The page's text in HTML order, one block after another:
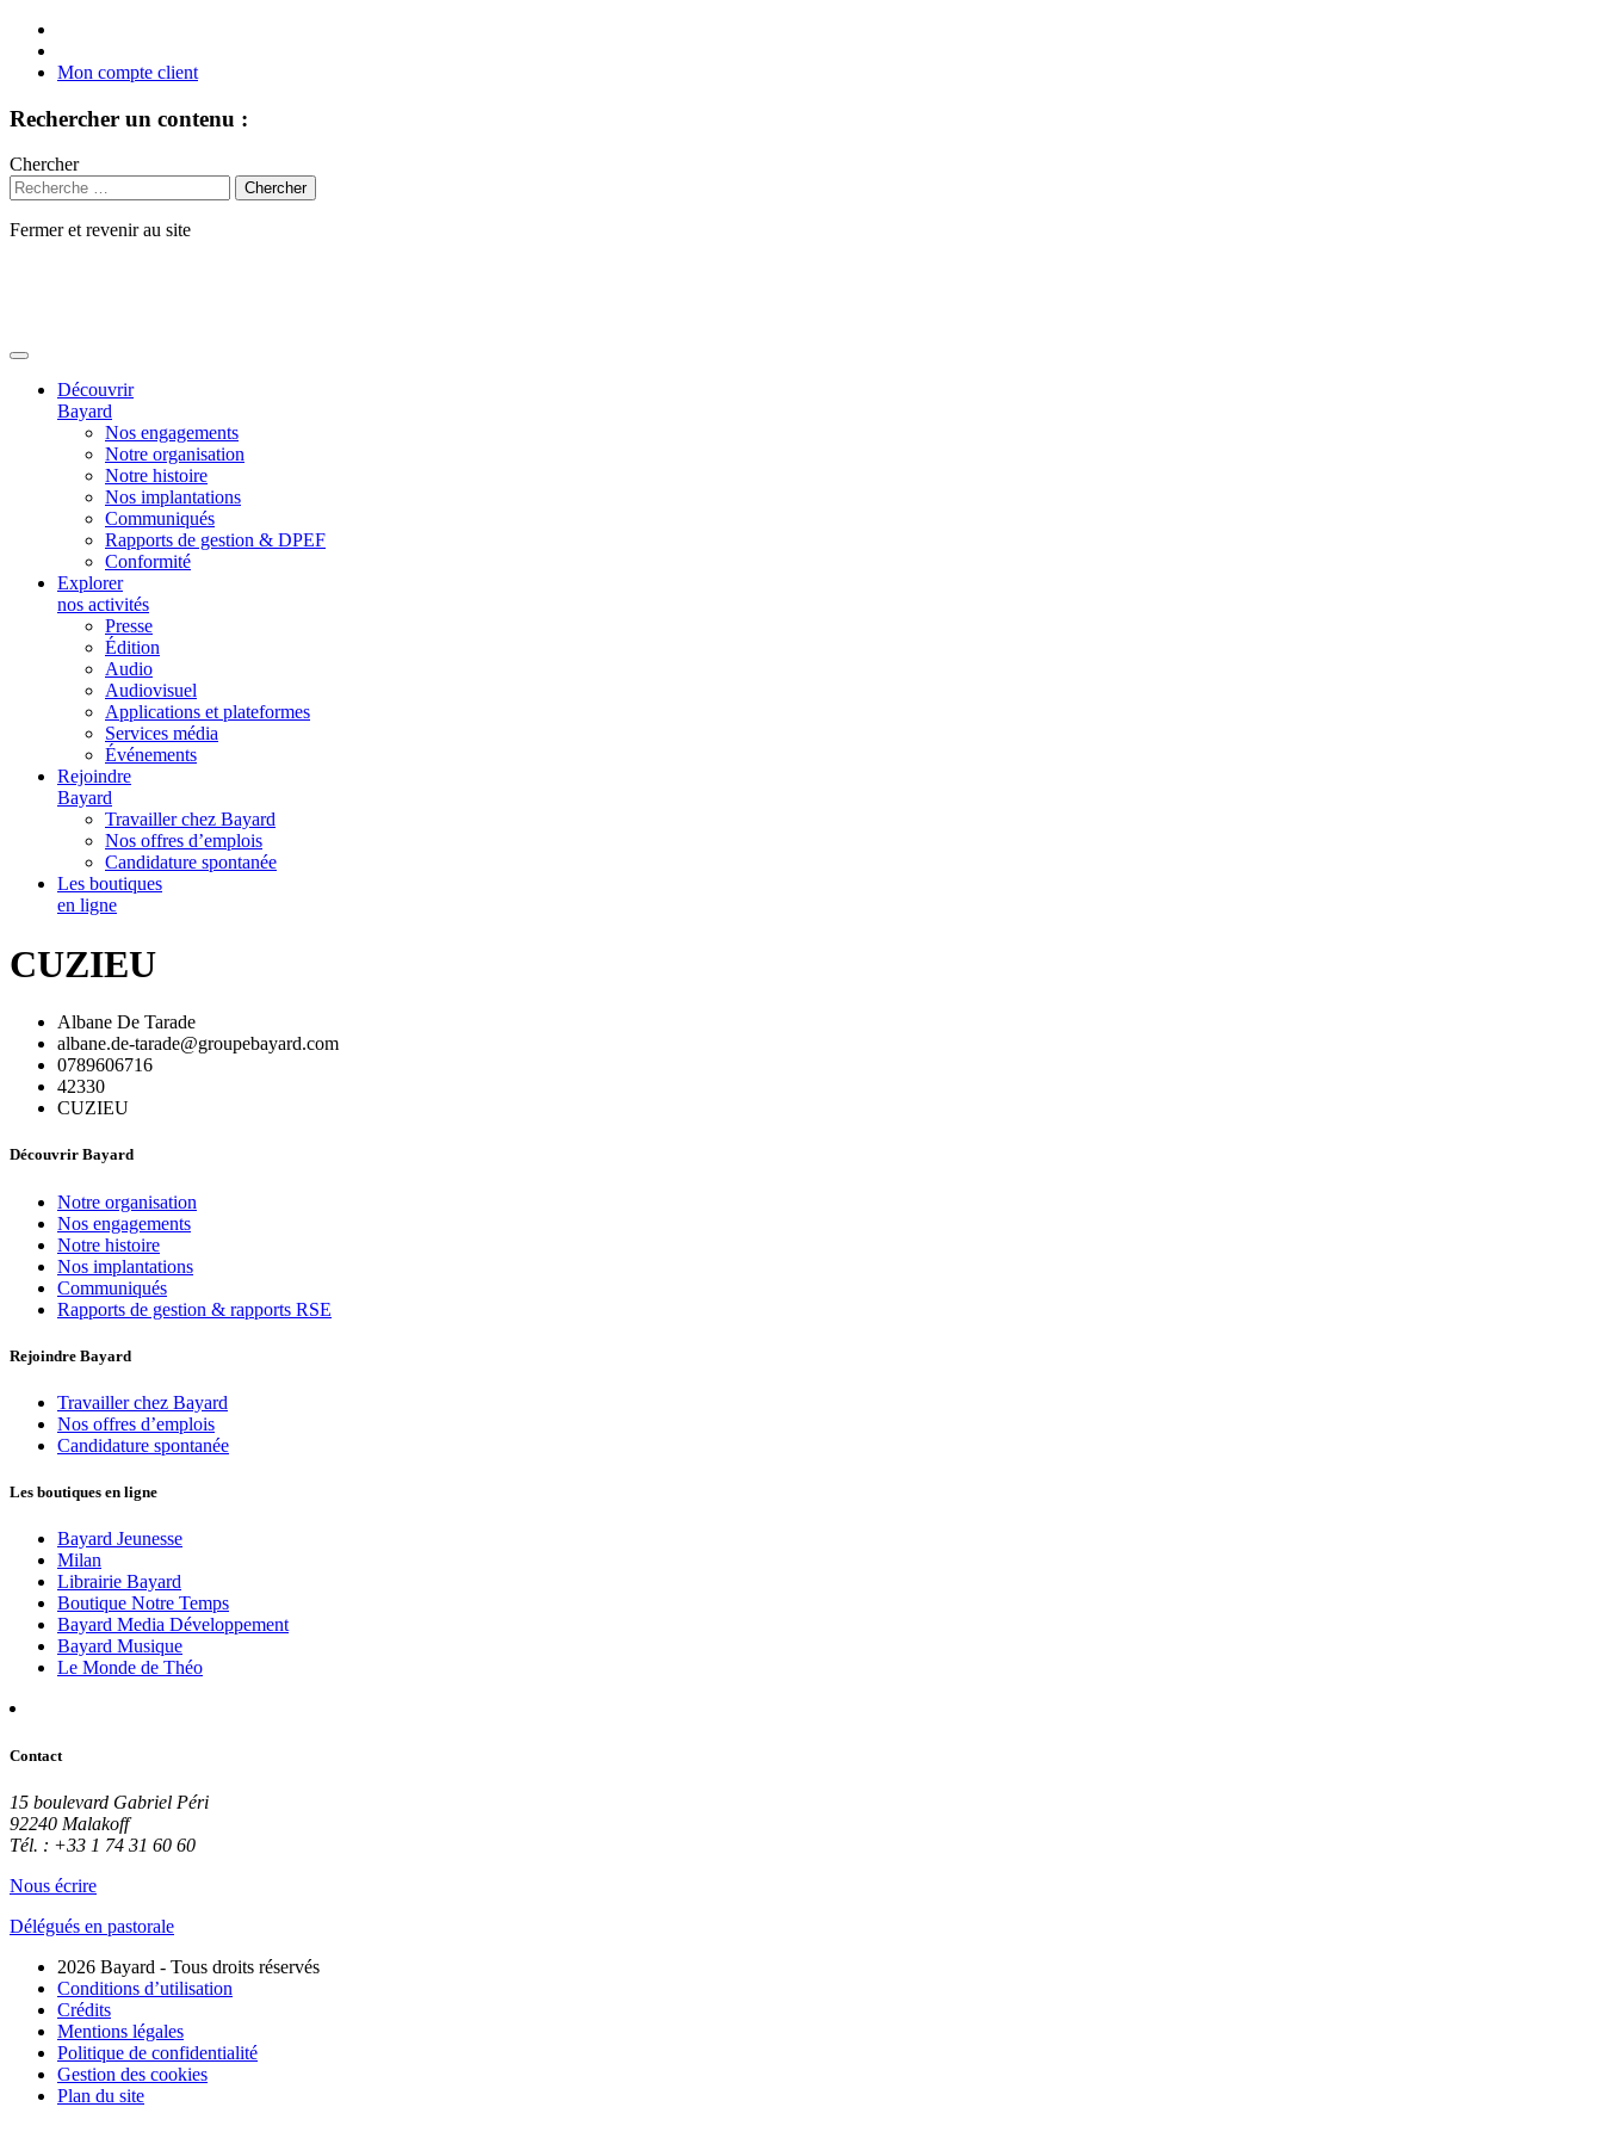
Mon compte client
Rechercher un contenu :
Chercher
Fermer et revenir au site
Découvrir
Bayard
Nos engagements
Notre organisation
Notre histoire
Nos implantations
Communiqués
Rapports de gestion & DPEF
Conformité
Explorer
nos activités
Presse
Édition
Audio
Audiovisuel
Applications et plateformes
Services média
Événements
Rejoindre
Bayard
Travailler chez Bayard
Nos offres d’emplois
Candidature spontanée
Les boutiques
en ligne
CUZIEU
Albane De Tarade
albane.de-tarade@groupebayard.com
0789606716
42330
CUZIEU
Découvrir Bayard
Notre organisation
Nos engagements
Notre histoire
Nos implantations
Communiqués
Rapports de gestion & rapports RSE
Rejoindre Bayard
Travailler chez Bayard
Nos offres d’emplois
Candidature spontanée
Les boutiques en ligne
Bayard Jeunesse
Milan
Librairie Bayard
Boutique Notre Temps
Bayard Media Développement
Bayard Musique
Le Monde de Théo
Contact
15 boulevard Gabriel Péri
92240 Malakoff
Tél. : +33 1 74 31 60 60
Nous écrire
Délégués en pastorale
2026 Bayard - Tous droits réservés
Conditions d’utilisation
Crédits
Mentions légales
Politique de confidentialité
Gestion des cookies
Plan du site